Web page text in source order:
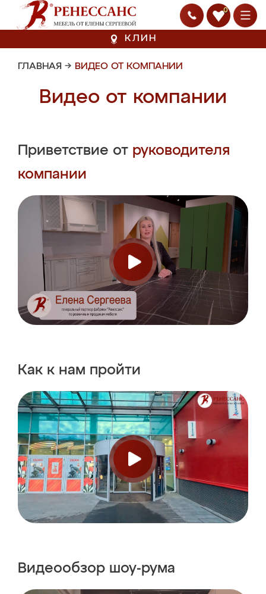
0
КЛИН
ГЛАВНАЯ → ВИДЕО ОТ КОМПАНИИ
Видео от компании
Приветствие от руководителя
компании
Как к нам пройти
Видеообзор шоу-рума